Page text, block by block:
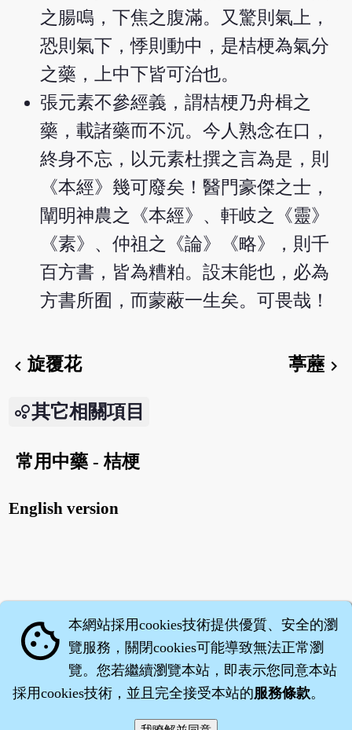
之腸鳴，下焦之腹滿。又驚則氣上，
恐則氣下，悸則動中，是桔梗為氣分
之藥，上中下皆可治也。
張元素不參經義，謂桔梗乃舟楫之
藥，載諸藥而不沉。今人熟念在口，
終身不忘，以元素杜撰之言為是，則
《本經》幾可廢矣！醫門豪傑之士，
闡明神農之《本經》、軒岐之《靈》
《素》、仲祖之《論》《略》，則千
百方書，皆為糟粕。設末能也，必為
方書所囿，而蒙蔽一生矣。可畏哉！
chevron_left旋覆花 葶藶chevron_right
其它相關項目
常用中藥 - 桔梗
English version
cookie 本網站採用cookies技術提供優質、安全的瀏
覽服務，關閉cookies可能導致無法正常瀏
覽。您若繼續瀏覽本站，即表示您同意本站
採用cookies技術，並且完全接受本站的服務條款。